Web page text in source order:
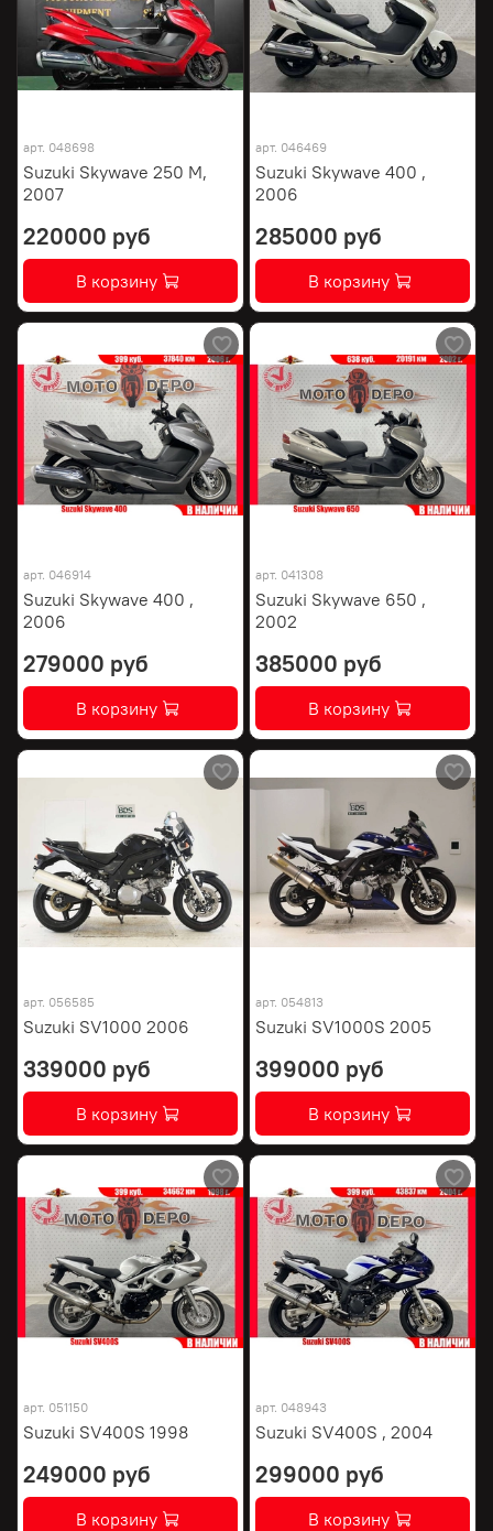
арт. 048698
Suzuki Skywave 250 M,
2007
220000 руб
В корзину
арт. 046469
Suzuki Skywave 400 ,
2006
285000 руб
В корзину
арт. 046914
Suzuki Skywave 400 ,
2006
279000 руб
В корзину
арт. 041308
Suzuki Skywave 650 ,
2002
385000 руб
В корзину
арт. 056585
Suzuki SV1000 2006
339000 руб
В корзину
арт. 054813
Suzuki SV1000S 2005
399000 руб
В корзину
арт. 051150
Suzuki SV400S 1998
249000 руб
В корзину
арт. 048943
Suzuki SV400S , 2004
299000 руб
В корзину